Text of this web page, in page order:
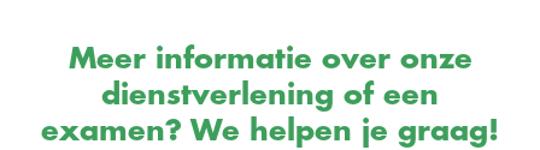
Meer informatie over onze
dienstverlening of een
examen? We helpen je graag!